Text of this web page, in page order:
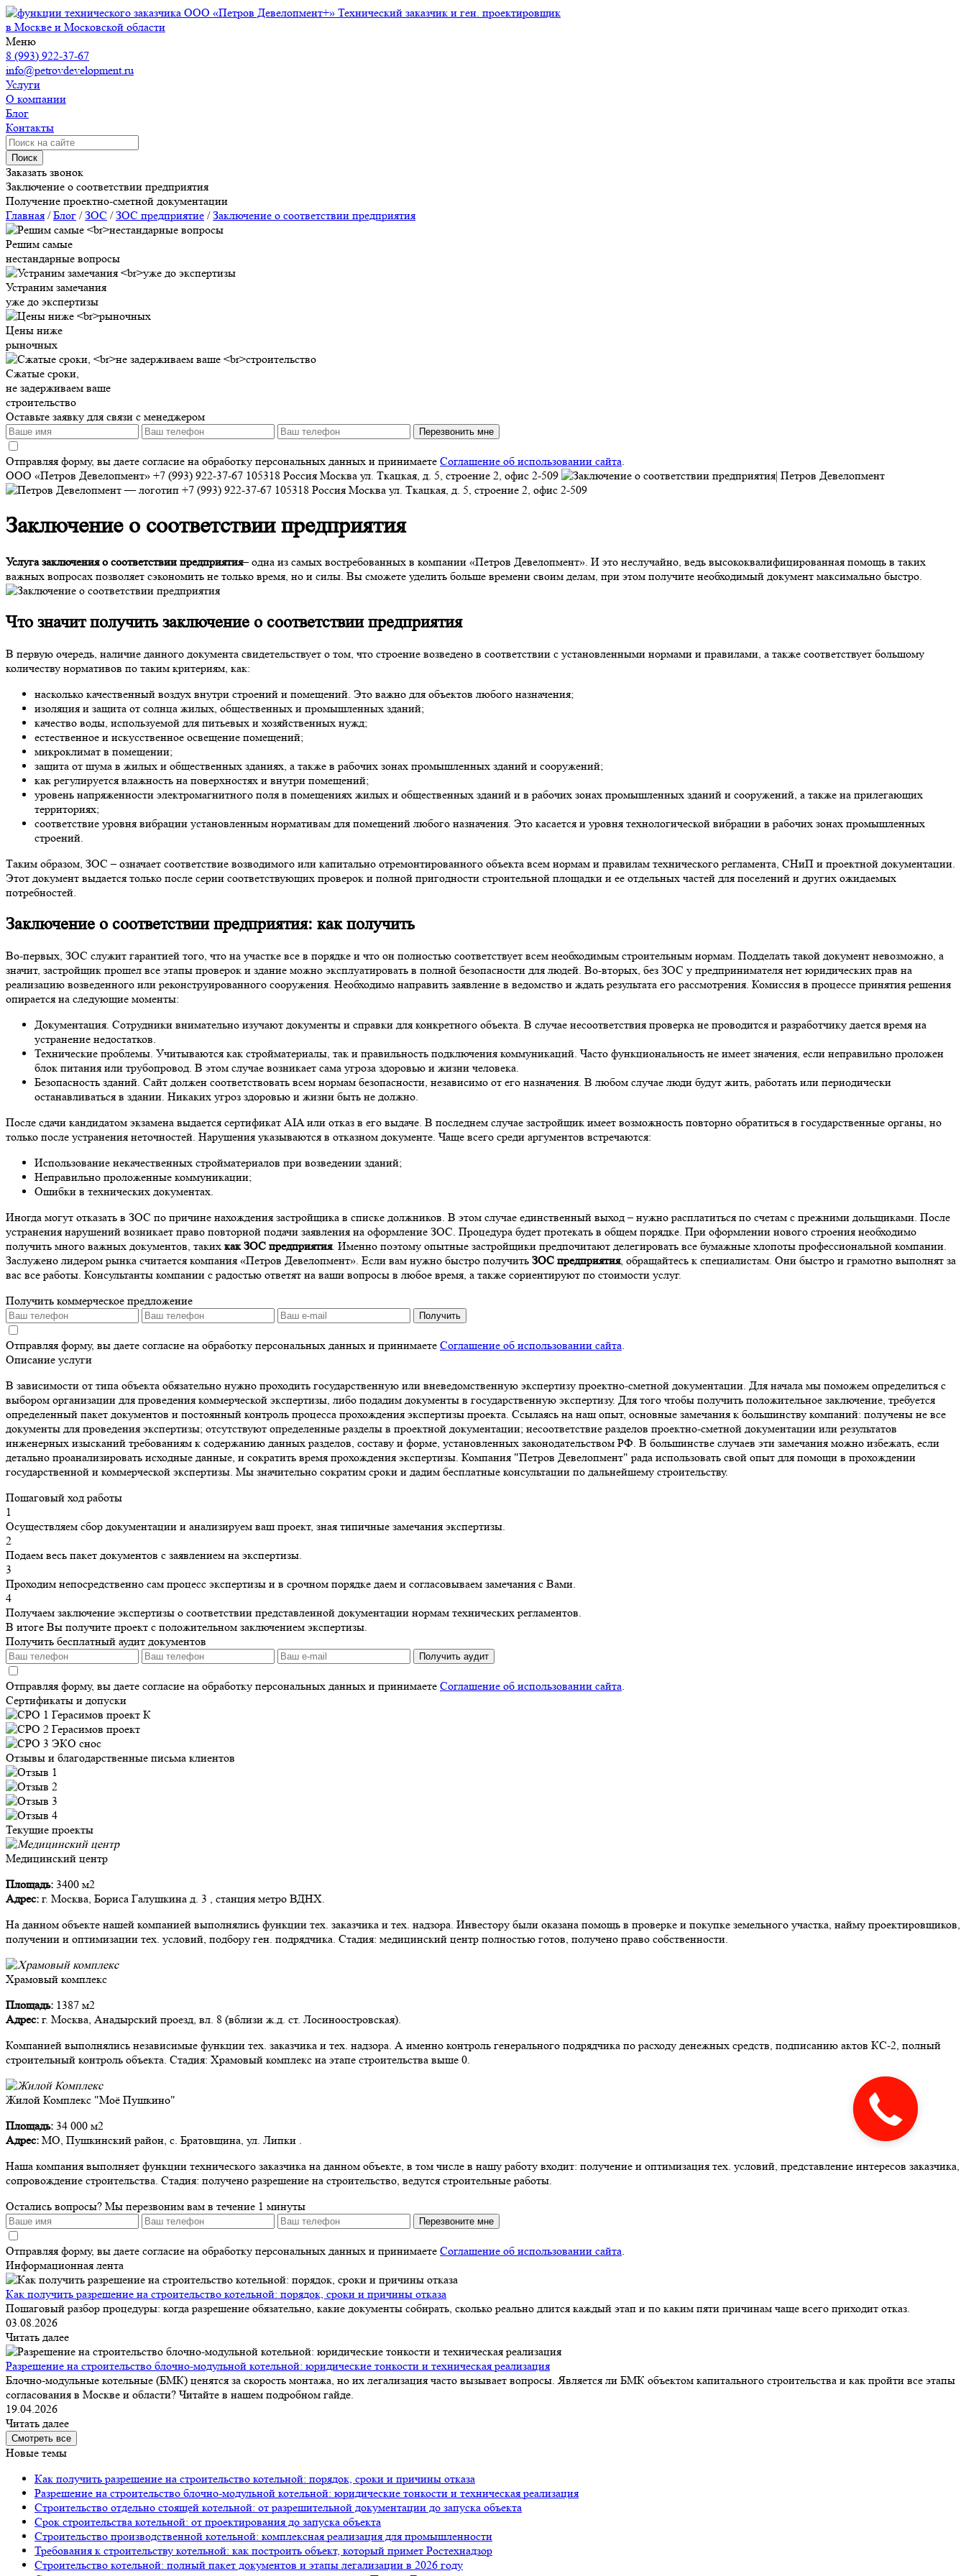
ООО «Петров Девелопмент+» Технический заказчик и ген. проектировщик
в Москве и Московской области
Меню
8 (993) 922-37-67
info@petrovdevelopment.ru
Услуги
О компании
Блог
Контакты
Поиск
Заказать звонок
Заключение о соответствии предприятия
Получение проектно-сметной документации
Главная /Блог /ЗОС /ЗОС предприятие /Заключение о соответствии предприятия
Решим самые
нестандарные вопросы
Устраним замечания
уже до экспертизы
Цены ниже
рыночных
Сжатые сроки,
не задерживаем ваше
строительство
Оставьте заявку для связи с менеджером
Перезвонить мне
Отправляя форму, вы даете согласие на обработку персональных данных и принимаете Соглашение об использовании сайта.
ООО «Петров Девелопмент» +7 (993) 922-37-67 105318 Россия Москва ул. Ткацкая, д. 5, строение 2, офис 2-509
+7 (993) 922-37-67 105318 Россия Москва ул. Ткацкая, д. 5, строение 2, офис 2-509
Заключение о соответствии предприятия
Услуга заключения о соответствии предприятия– одна из самых востребованных в компании «Петров Девелопмент». И это неслучайно, ведь высококвалифицированная помощь в таких
важных вопросах позволяет сэкономить не только время, но и силы. Вы сможете уделить больше времени своим делам, при этом получите необходимый документ максимально быстро.
Что значитполучить заключение о соответствии предприятия
В первую очередь, наличие данного документа свидетельствует о том, что строение возведено в соответствии с установленными нормами и правилами, а также соответствует большому
количеству нормативов по таким критериям, как:
насколько качественный воздух внутри строений и помещений. Это важно для объектов любого назначения;
изоляция и защита от солнца жилых, общественных и промышленных зданий;
качество воды, используемой для питьевых и хозяйственных нужд;
естественное и искусственное освещение помещений;
микроклимат в помещении;
защита от шума в жилых и общественных зданиях, а также в рабочих зонах промышленных зданий и сооружений;
как регулируется влажность на поверхностях и внутри помещений;
уровень напряженности электромагнитного поля в помещениях жилых и общественных зданий и в рабочих зонах промышленных зданий и сооружений, а также на прилегающих
территориях;
соответствие уровня вибрации установленным нормативам для помещений любого назначения. Это касается и уровня технологической вибрации в рабочих зонах промышленных
строений.
Таким образом, ЗОС – означает соответствие возводимого или капитально отремонтированного объекта всем нормам и правилам технического регламента, СНиП и проектной документации.
Этот документ выдается только после серии соответствующих проверок и полной пригодности строительной площадки и ее отдельных частей для поселений и других ожидаемых
потребностей.
Заключение о соответствии предприятия: какполучить
Во-первых, ЗОС служит гарантией того, что на участке все в порядке и что он полностью соответствует всем необходимым строительным нормам. Подделать такой документ невозможно, а
значит, застройщик прошел все этапы проверок и здание можно эксплуатировать в полной безопасности для людей. Во-вторых, без ЗОС у предпринимателя нет юридических прав на
реализацию возведенного или реконструированного сооружения. Необходимо направить заявление в ведомство и ждать результата его рассмотрения. Комиссия в процессе принятия решения
опирается на следующие моменты:
Документация. Сотрудники внимательно изучают документы и справки для конкретного объекта. В случае несоответствия проверка не проводится и разработчику дается время на
устранение недостатков.
Технические проблемы. Учитываются как стройматериалы, так и правильность подключения коммуникаций. Часто функциональность не имеет значения, если неправильно проложен
блок питания или трубопровод. В этом случае возникает сама угроза здоровью и жизни человека.
Безопасность зданий. Сайт должен соответствовать всем нормам безопасности, независимо от его назначения. В любом случае люди будут жить, работать или периодически
останавливаться в здании. Никаких угроз здоровью и жизни быть не должно.
После сдачи кандидатом экзамена выдается сертификат AIA или отказ в его выдаче. В последнем случае застройщик имеет возможность повторно обратиться в государственные органы, но
только после устранения неточностей. Нарушения указываются в отказном документе. Чаще всего среди аргументов встречаются:
Использование некачественных стройматериалов при возведении зданий;
Неправильно проложенные коммуникации;
Ошибки в технических документах.
Иногда могут отказать в ЗОС по причине нахождения застройщика в списке должников. В этом случае единственный выход – нужно расплатиться по счетам с прежними дольщиками. После
устранения нарушений возникает право повторной подачи заявления на оформление ЗОС. Процедура будет протекать в общем порядке. При оформлении нового строения необходимо
получить много важных документов, таких как ЗОС предприятия. Именно поэтому опытные застройщики предпочитают делегировать все бумажные хлопоты профессиональной компании.
Заслужено лидером рынка считается компания «Петров Девелопмент». Если вам нужно быстро получить ЗОС предприятия, обращайтесь к специалистам. Они быстро и грамотно выполнят за
вас все работы. Консультанты компании с радостью ответят на ваши вопросы в любое время, а также сориентируют по стоимости услуг.
Получить коммерческое предложение
Получить
Отправляя форму, вы даете согласие на обработку персональных данных и принимаете Соглашение об использовании сайта
Описание услуги
В зависимости от типа объекта обязательно нужно проходить государственную или вневедомственную экспертизу проектно-сметной документации. Для начала мы поможем определиться с
выбором организации для проведения коммерческой экспертизы, либо подадим документы в государственную экспертизу. Для того чтобы получить положительное заключение, требуется
определенный пакет документов и постоянный контроль процесса прохождения экспертизы проекта. Ссылаясь на наш опыт, основные замечания к большинству компаний: получены не все
документы для проведения экспертизы; отсутствуют определенные разделы в проектной документации; несоответствие разделов проектно-сметной документации или результатов
инженерных изысканий требованиям к содержанию данных разделов, составу и форме, установленных законодательством РФ. В большинстве случаев эти замечания можно избежать, если
детально проанализировать исходные данные, и сократить время прохождения экспертизы. Компания "Петров Девелопмент" рада использовать свой опыт для помощи в прохождении
государственной и коммерческой экспертизы. Мы значительно сократим сроки и дадим бесплатные консультации по дальнейшему строительству.
Пошаговый ход работы
1
Осуществляем сбор документации и анализируем ваш проект, зная типичные замечания экспертизы.
2
Подаем весь пакет документов с заявлением на экспертизы.
3
Проходим непосредственно сам процесс экспертизы и в срочном порядке даем и согласовываем замечания с Вами.
4
Получаем заключение экспертизы о соответствии представленной документации нормам технических регламентов.
В итоге Вы получите проект с положительном заключением экспертизы.
Получить бесплатный аудит документов
Получить аудит
Отправляя форму, вы даете согласие на обработку персональных данных и принимаете Соглашение об использовании сайта
Сертификаты и допуски
Отзывы и благодарственные письма клиентов
Текущие проекты
Медицинский центр
Площадь: 3400 м2
Адрес: г. Москва, Бориса Галушкина д. 3 , станция метро ВДНХ.
На данном объекте нашей компанией выполнялись функции тех. заказчика и тех. надзора. Инвестору были оказана помощь в проверке и покупке земельного участка, найму проектировщиков,
получении и оптимизации тех. условий, подбору ген. подрядчика. Стадия: медицинский центр полностью готов, получено право собственности.
Храмовый комплекс
Площадь: 1387 м2
Адрес: г. Москва, Анадырский проезд, вл. 8 (вблизи ж.д. ст. Лосиноостровская).
Компанией выполнялись независимые функции тех. заказчика и тех. надзора. А именно контроль генерального подрядчика по расходу денежных средств, подписанию актов КС-2, полный
строительный контроль объекта. Стадия: Храмовый комплекс на этапе строительства выше 0.
Жилой Комплекс "Моё Пушкино"
Площадь: 34 000 м2
Адрес: МО, Пушкинский район, с. Братовщина, ул. Липки .
Наша компания выполняет функции технического заказчика на данном объекте, в том числе в нашу работу входит: получение и оптимизация тех. условий, представление интересов заказчика,
сопровождение строительства. Стадия: получено разрешение на строительство, ведутся строительные работы.
Остались вопросы? Мы перезвоним вам в течение 1 минуты
Перезвоните мне
Отправляя форму, вы даете согласие на обработку персональных данных и принимаете Соглашение об использовании сайта
Информационная лента
Как получить разрешение на строительство котельной: порядок, сроки и причины отказа
Пошаговый разбор процедуры: когда разрешение обязательно, какие документы собирать, сколько реально длится каждый этап и по каким пяти причинам чаще всего приходит отказ.
03.08.2026
Читать далее
Разрешение на строительство блочно-модульной котельной: юридические тонкости и техническая реализация
Блочно-модульные котельные (БМК) ценятся за скорость монтажа, но их легализация часто вызывает вопросы. Является ли БМК объектом капитального строительства и как пройти все этапы
согласования в Москве и области? Читайте в нашем подробном гайде.
19.04.2026
Читать далее
Смотреть все
Новые темы
Как получить разрешение на строительство котельной: порядок, сроки и причины отказа
Разрешение на строительство блочно-модульной котельной: юридические тонкости и техническая реализация
Строительство отдельно стоящей котельной: от разрешительной документации до запуска объекта
Срок строительства котельной: от проектирования до запуска объекта
Строительство производственной котельной: комплексная реализация для промышленности
Требования к строительству котельной: как построить объект, который примет Ростехнадзор
Строительство котельной: полный пакет документов и этапы легализации в 2026 году
Закажите
звонок